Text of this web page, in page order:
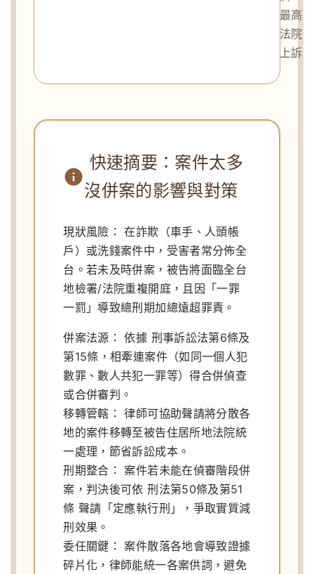
最高
法院
上訴
快速摘要：案件太多
沒併案的影響與對策
現狀風險： 在詐欺（車手、人頭帳
戶）或洗錢案件中，受害者常分佈全
台。若未及時併案，被告將面臨全台
地檢署/法院重複開庭，且因「一罪
一罰」導致總刑期加總遠超罪責。
併案法源： 依據 刑事訴訟法第6條及
第15條，相牽連案件（如同一個人犯
數罪、數人共犯一罪等）得合併偵查
或合併審判。
移轉管轄： 律師可協助聲請將分散各
地的案件移轉至被告住居所地法院統
一處理，節省訴訟成本。
刑期整合： 案件若未能在偵審階段併
案，判決後可依 刑法第50條及第51
條 聲請「定應執行刑」，爭取實質減
刑效果。
委任關鍵： 案件散落各地會導致證據
碎片化，律師能統一各案供詞，避免